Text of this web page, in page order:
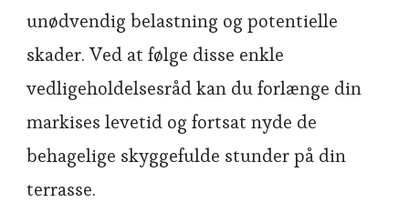
unødvendig belastning og potentielle
skader. Ved at følge disse enkle
vedligeholdelsesråd kan du forlænge din
markises levetid og fortsat nyde de
behagelige skyggefulde stunder på din
terrasse.